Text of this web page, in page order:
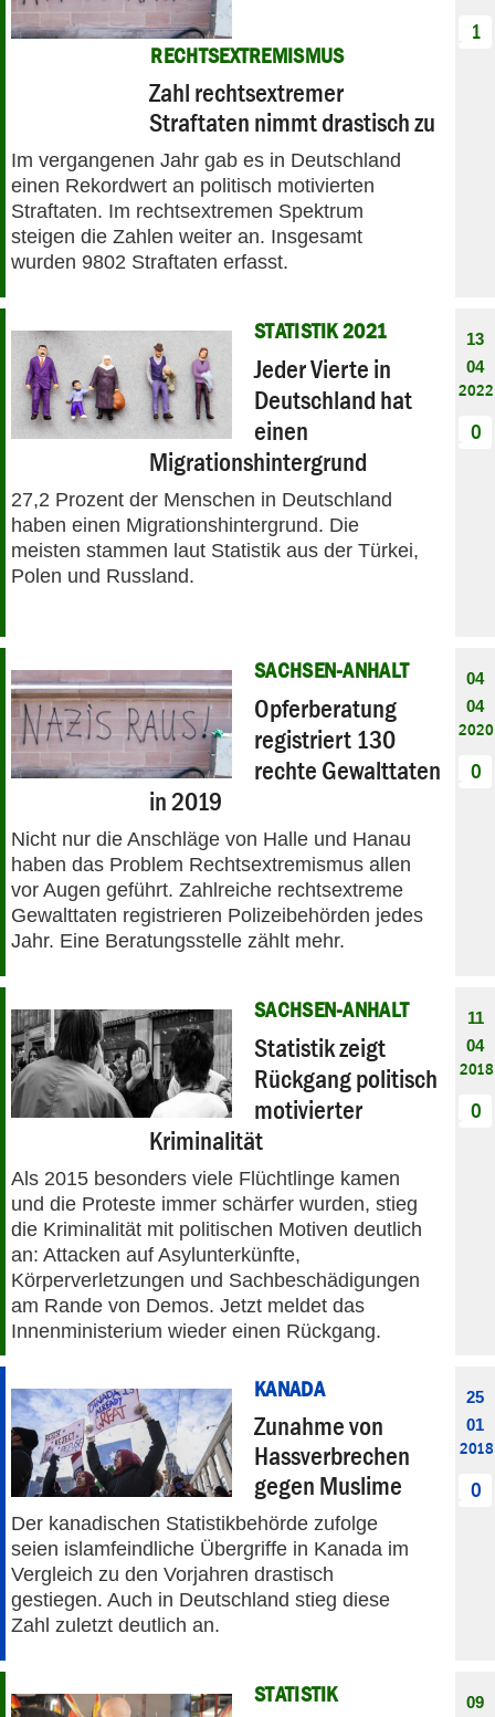
RECHTSEXTREMISMUS
Zahl rechtsextremer
Straftaten nimmt drastisch zu
Im vergangenen Jahr gab es in Deutschland
einen Rekordwert an politisch motivierten
Straftaten. Im rechtsextremen Spektrum
steigen die Zahlen weiter an. Insgesamt
wurden 9802 Straftaten erfasst.
1
STATISTIK 2021
Jeder Vierte in
Deutschland hat
einen
Migrationshintergrund
27,2 Prozent der Menschen in Deutschland
haben einen Migrationshintergrund. Die
meisten stammen laut Statistik aus der Türkei,
Polen und Russland.
13
04
2022
0
SACHSEN-ANHALT
Opferberatung
registriert 130
rechte Gewalttaten
in 2019
Nicht nur die Anschläge von Halle und Hanau
haben das Problem Rechtsextremismus allen
vor Augen geführt. Zahlreiche rechtsextreme
Gewalttaten registrieren Polizeibehörden jedes
Jahr. Eine Beratungsstelle zählt mehr.
04
04
2020
0
SACHSEN-ANHALT
Statistik zeigt
Rückgang politisch
motivierter
Kriminalität
Als 2015 besonders viele Flüchtlinge kamen
und die Proteste immer schärfer wurden, stieg
die Kriminalität mit politischen Motiven deutlich
an: Attacken auf Asylunterkünfte,
Körperverletzungen und Sachbeschädigungen
am Rande von Demos. Jetzt meldet das
Innenministerium wieder einen Rückgang.
11
04
2018
0
KANADA
Zunahme von
Hassverbrechen
gegen Muslime
Der kanadischen Statistikbehörde zufolge
seien islamfeindliche Übergriffe in Kanada im
Vergleich zu den Vorjahren drastisch
gestiegen. Auch in Deutschland stieg diese
Zahl zuletzt deutlich an.
25
01
2018
0
STATISTIK 09